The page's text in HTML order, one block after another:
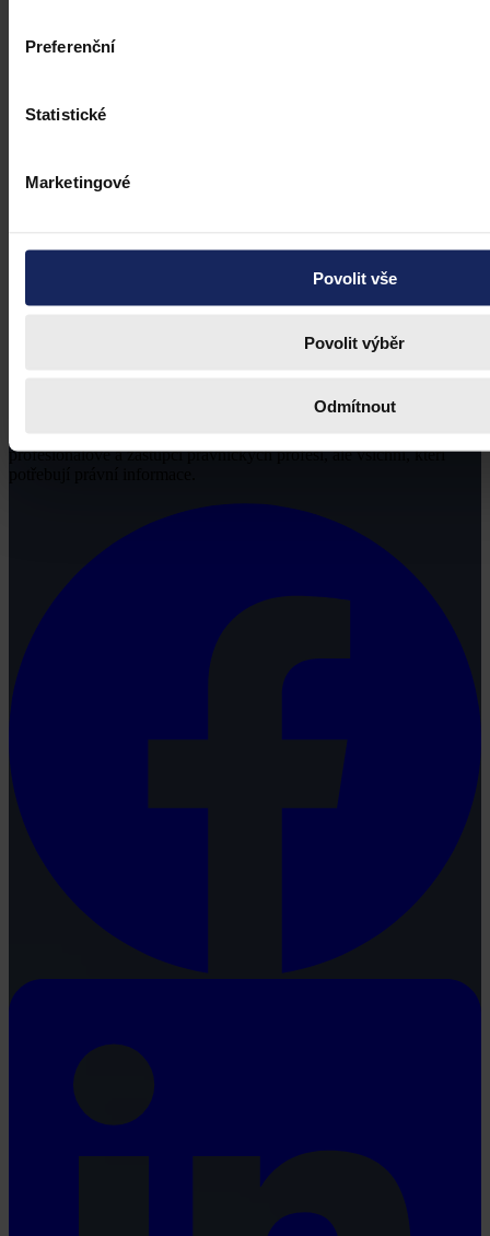
Preferenční
Statistické
Marketingové
Povolit vše
Povolit výběr
Odmítnout
profesionálové a zástupci právnických profesí, ale všichni, kteří